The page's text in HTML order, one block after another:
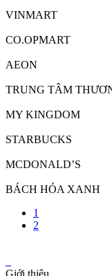
VINMART
CO.OPMART
AEON
TRUNG TÂM
MY KINGDOM
STARBUCKS
MCDONALD’S
BÁCH HÓA XANH
1
2
Giới thiệu